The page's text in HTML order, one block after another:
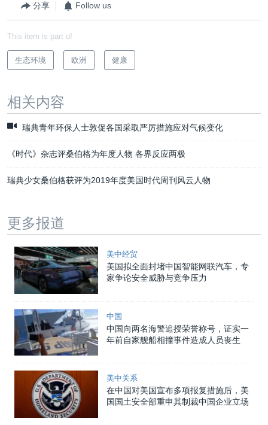
分享 Follow us
This item is part of
生态环境 欧洲 健康
相关内容
瑞典青年环保人士敦促各国采取严厉措施应对气候变化
《时代》杂志评桑伯格为年度人物 各界反应两极
瑞典少女桑伯格获评为2019年度美国时代周刊风云人物
更多报道
美中经贸
美国拟全面封堵中国智能网联汽车，专
家争论安全威胁与竞争压力
中国
中国向两名海警追授荣誉称号，证实一
年前自家舰船相撞事件造成人员丧生
美中关系
在中国对美国宣布多项报复措施后，美
国国土安全部重申其制裁中国企业立场